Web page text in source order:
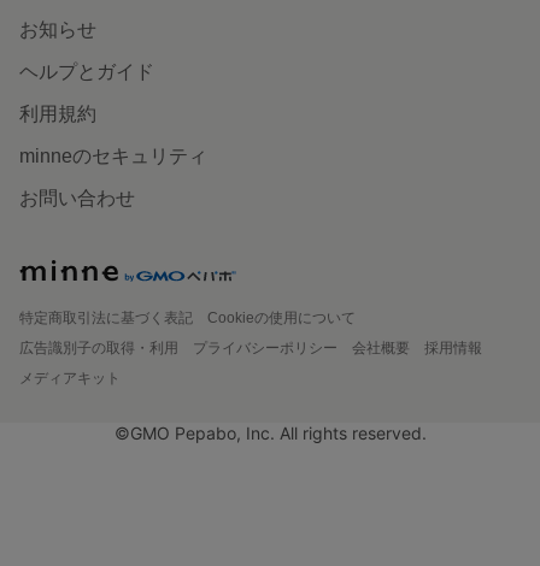
お知らせ
ヘルプとガイド
利用規約
minneのセキュリティ
お問い合わせ
特定商取引法に基づく表記
Cookieの使用について
広告識別子の取得・利用
プライバシーポリシー 会社概要
採用情報
メディアキット
©GMO Pepabo, Inc. All rights reserved.